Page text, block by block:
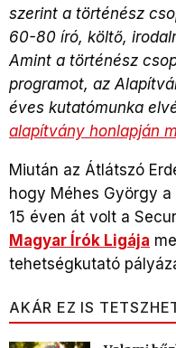
szerint a történész
60-80 író, költő,
Amint a történész
programot, az
éves kutatómunka
alapítvány honlapján
Miután az Átlátszó
hogy Méhes György
15 éven át volt a
Magyar Írók Ligája
tehetségkutató
AKÁR EZ IS